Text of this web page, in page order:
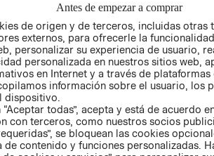
GIFT CARD
AVISO DE
Antes de empezar a comprar
de origen y de terceros, incluidas otras
externos, para ofrecerle la
personalizar su experiencia de usuario,
personalizada en nuestros sitios web,
en Internet y a través de plataformas
información sobre el usuario, los
dispositivo.
todas”, acepta y está de acuerdo
con terceros, como nuestros socios
se bloquean las cookies
de contenido y funciones personalizadas.